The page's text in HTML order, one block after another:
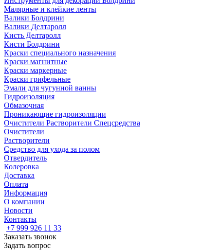
Малярные и клейкие ленты
Валики Болдрини
Валики Делтаролл
Кисть Делтаролл
Кисти Болдрини
Краски специального назначения
Краски магнитные
Краски маркерные
Краски грифельные
Эмали для чугунной ванны
Гидроизоляция
Обмазочная
Проникающие гидроизоляции
Очистители Растворители Спецсредства
Очистители
Растворители
Средство для ухода за полом
Отвердитель
Колеровка
Доставка
Оплата
Информация
О компании
Новости
Контакты
+7 999 926 11 33
Заказать звонок
Задать вопрос